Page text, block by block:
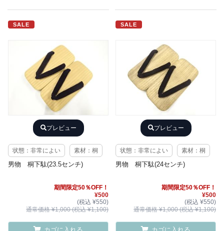
SALE
プレビュー
状態：非常によい 素材：桐
男物 桐下駄(23.5センチ)
期間限定50％OFF！
¥500
(税込 ¥550)
通常価格 ¥1,000 (税込 ¥1,100)
SALE
プレビュー
状態：非常によい 素材：桐
男物 桐下駄(24センチ)
期間限定50％OFF！
¥500
(税込 ¥550)
通常価格 ¥1,000 (税込 ¥1,100)